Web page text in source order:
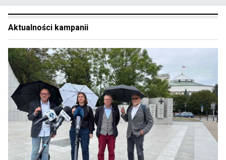
Aktualności kampanii